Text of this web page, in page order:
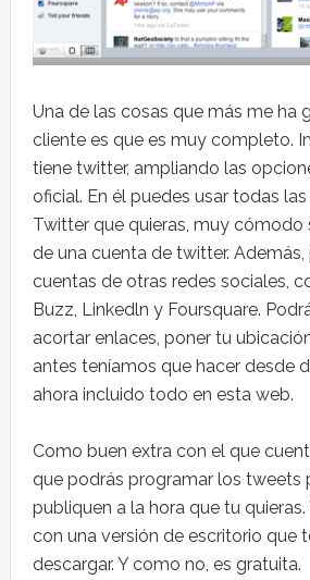
Una de las cosas que más me ha
cliente es que es muy completo.
tiene twitter, ampliando las
oficial. En él puedes usar todas
Twitter que quieras, muy cómodo
de una cuenta de twitter.
cuentas de otras redes sociales,
Buzz, Linkedln y Foursquare.
acortar enlaces, poner tu
antes teníamos que hacer desde
ahora incluido todo en esta web.
Como buen extra con el que
que podrás programar los tweets
publiquen a la hora que tu
con una versión de escritorio que
descargar. Y como no, es gratuita.